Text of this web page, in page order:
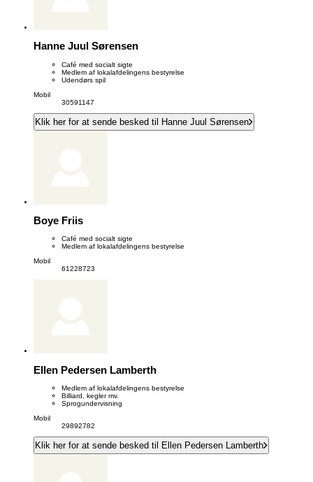
Hanne Juul Sørensen
Café med socialt sigte
Medlem af lokalafdelingens bestyrelse
Udendørs spil
Mobil
30591147
Klik her for at sende besked til Hanne Juul Sørensen
Boye Friis
Café med socialt sigte
Medlem af lokalafdelingens bestyrelse
Mobil
61228723
Ellen Pedersen Lamberth
Medlem af lokalafdelingens bestyrelse
Billiard, kegler mv.
Sprogundervisning
Mobil
29892782
Klik her for at sende besked til Ellen Pedersen Lamberth